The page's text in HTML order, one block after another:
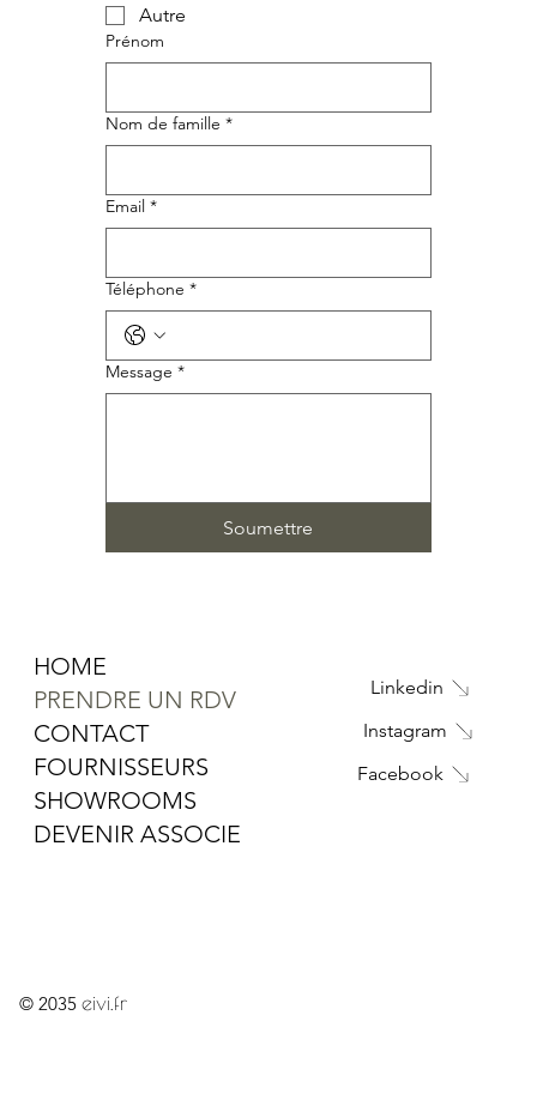
Autre
Prénom
Nom de famille *
Email *
Téléphone *
Message *
Soumettre
HOME
PRENDRE UN RDV
CONTACT
FOURNISSEURS
SHOWROOMS
DEVENIR ASSOCIE
© 2035 eivi.fr
Instagram
Linkedin
Facebook